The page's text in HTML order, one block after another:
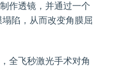
作透镜，并通过一个
陷，从而改变角膜屈
飞秒激光手术对角